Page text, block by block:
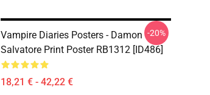
Vampire Diaries Posters - Damon
Salvatore Print Poster RB1312 [ID486]
18,21 € - 42,22 €
-20%